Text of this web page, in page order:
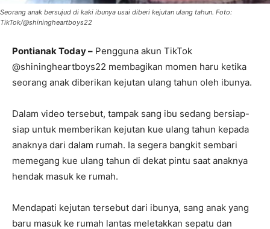
Seorang anak bersujud di kaki ibunya usai diberi kejutan ulang tahun. Foto:
TikTok/@shiningheartboys22
Pontianak Today – Pengguna akun TikTok
@shiningheartboys22 membagikan momen haru ketika
seorang anak diberikan kejutan ulang tahun oleh ibunya.
Dalam video tersebut, tampak sang ibu sedang bersiap-
siap untuk memberikan kejutan kue ulang tahun kepada
anaknya dari dalam rumah. Ia segera bangkit sembari
memegang kue ulang tahun di dekat pintu saat anaknya
hendak masuk ke rumah.
Mendapati kejutan tersebut dari ibunya, sang anak yang
baru masuk ke rumah lantas meletakkan sepatu dan